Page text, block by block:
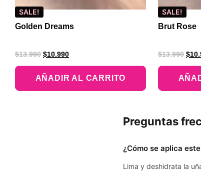
SALE!
Golden Dreams
$13.990 $10.990
AÑADIR AL CARRITO
SALE!
Brut Rose
$13.990 $
Preguntas
¿Cómo se aplica
Lima y deshidrata la